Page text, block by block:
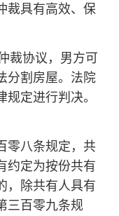
裁具有高效、保
裁协议，男方可
分割房屋。法院
定进行判决。
零八条规定，共
约定为按份共有
，除共有人具有
三百零九条规